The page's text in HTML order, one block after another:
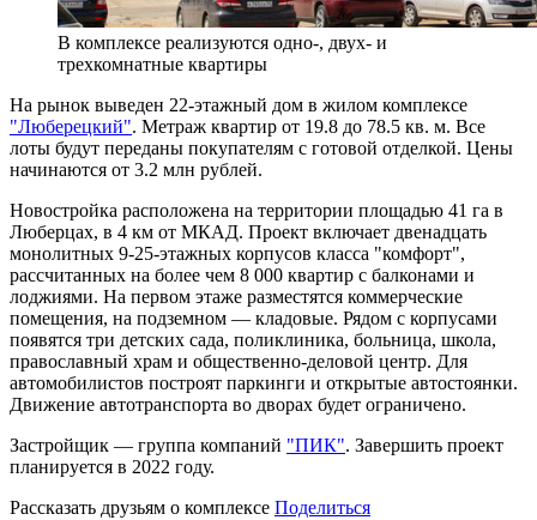
В комплексе реализуются одно-, двух- и
трехкомнатные квартиры
На рынок выведен 22-этажный дом в жилом комплексе
"Люберецкий". Метраж квартир от 19.8 до 78.5 кв. м. Все
лоты будут переданы покупателям с готовой отделкой. Цены
начинаются от 3.2 млн рублей.
Новостройка расположена на территории площадью 41 га в
Люберцах, в 4 км от МКАД. Проект включает двенадцать
монолитных 9-25-этажных корпусов класса "комфорт",
рассчитанных на более чем 8 000 квартир с балконами и
лоджиями. На первом этаже разместятся коммерческие
помещения, на подземном — кладовые. Рядом с корпусами
появятся три детских сада, поликлиника, больница, школа,
православный храм и общественно-деловой центр. Для
автомобилистов построят паркинги и открытые автостоянки.
Движение автотранспорта во дворах будет ограничено.
Застройщик — группа компаний "ПИК". Завершить проект
планируется в 2022 году.
Рассказать друзьям о комплексе Поделиться